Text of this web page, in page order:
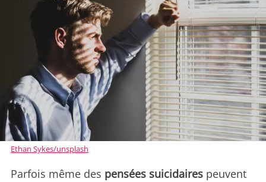
Ethan Sykes/unsplash
Parfois même des pensées suicidaires peuvent